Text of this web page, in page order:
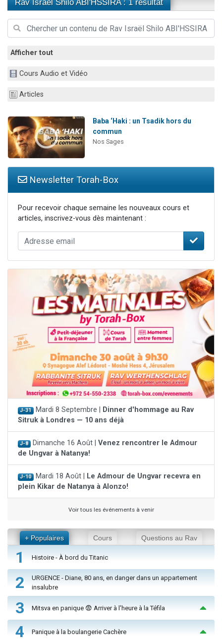
Il reste 49 places pour étudier en groupe sur Zoom
Rav Israël Shilo ABI'HSSIRA : 1 résultat
Afficher tout
Cours Audio et Vidéo
Articles
Baba ‘Haki : un Tsadik hors du
commun
Nos Sages
Newsletter Torah-Box
Pour recevoir chaque semaine les nouveaux cours et
articles, inscrivez-vous dès maintenant :
J-31 Mardi 8 Septembre | Dinner d'hommage au Rav
Sitruk à Londres — 10 ans déjà
J-8 Dimanche 16 Août | Venez rencontrer le Admour
de Ungvar à Natanya!
J-10 Mardi 18 Août | Le Admour de Ungvar recevra en
plein Kikar de Natanya à Alonzo!
Voir tous les événements à venir
+ Populaires Cours Questions au Rav
1 Histoire - À bord du Titanic
2
URGENCE - Diane, 80 ans, en danger dans un appartement
insalubre
3 Mitsva en panique 😨 Arriver à l'heure à la Téfila
4 Panique à la boulangerie Cachère